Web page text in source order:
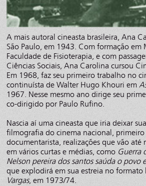
A mais autoral cineasta brasileira, Ana
São Paulo, em 1943. Com formação em
Faculdade de Fisioterapia, e com
Ciências Sociais, Ana Carolina cursou
Em 1968, faz seu primeiro trabalho no
continuísta de Walter Hugo Khouri em
1967. Nesse mesmo ano dirige seu
co-dirigido por Paulo Rufino.
Nascia aí uma cineasta que iria deixar
filmografia do cinema nacional,
documentarista, realizações que vão até
em vários curtas e médias, como Guerra
Nelson pereira dos santos saúda o povo
que explodirá em sua estreia no formato
Vargas, em 1973/74.